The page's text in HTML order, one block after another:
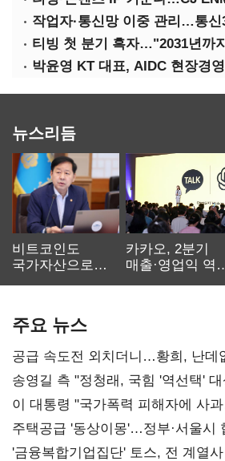
뉴스리듬
비트코인도
국가자산으로…'
카카오, 2분기
매출·영업익 역
주요 뉴스
공급 속도전 외치더니…황희, 난데
리모델링' 제안
송영길 측 "정청래, 국힘 '역선택'
총선 지휘 못해"
이 대통령 "국가폭력 피해자에 사
진실 밝혀야"
주택공급 '동상이몽'…정부·서울시
'금융복합기업집단' 토스, 전 계열